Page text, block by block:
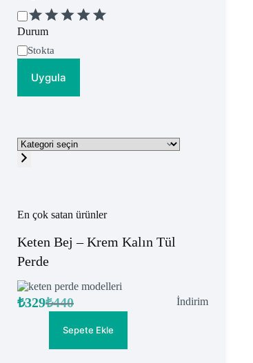
Değerlendirme
Durum
Uygunluk
Stokta
Uygula
Kategori
seçin
En çok satan ürünler
Keten Bej – Krem Kalın Tül
Perde
İndirimİndirimdeki
₺440
Orijinal
₺440.
₺329Şu
fiyat:Sepete Ekle